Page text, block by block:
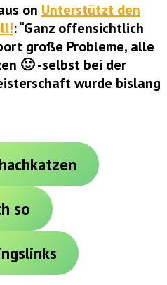
on Unterstützt den
: “Ganz offensichtlich
große Probleme, alle
🙂 -selbst bei der
wurde bislang
so